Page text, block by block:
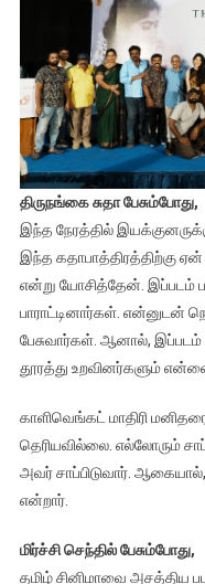
திருநங்கை சுதா பேசும்போது,
இந்த நேரத்தில்
இந்த கதாபாத்திரத்திற்கு ஏன்
என்று யோசித்தேன். இப்படம்
பாராட்டினார்கள். என்னுடன்
பேசுவார்கள். ஆனால், இப்படம்
தூரத்து உறவினர்களும்
காளிவெங்கட் மாதிரி
தெரியவில்லை. எல்லோரும்
அவர் சாப்பிடுவார்.
என்றார்.
மிர்ச்சி செந்தில் பேசும்போது,
தமிழ் சினிமாவை அசத்திய